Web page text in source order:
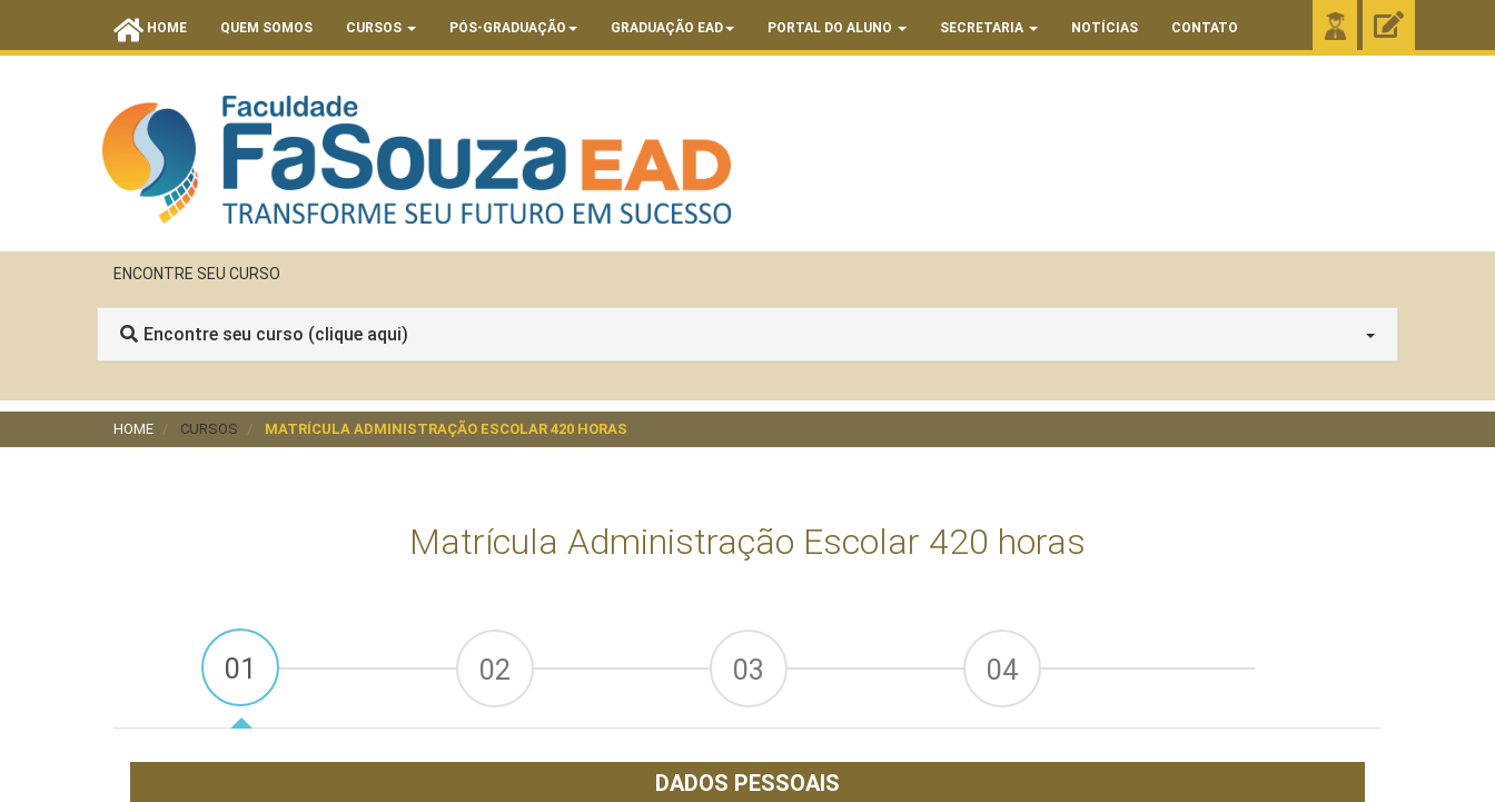
HOME QUEM SOMOS CURSOS PÓS-GRADUAÇÃO GRADUAÇÃO EAD PORTAL DO ALUNO SECRETARIA NOTÍCIAS CONTATO
ENCONTRE SEU CURSO
Encontre seu curso (clique aqui)
HOME CURSOS MATRÍCULA ADMINISTRAÇÃO ESCOLAR 420 HORAS
Matrícula Administração Escolar 420 horas
01 02 03 04
DADOS PESSOAIS